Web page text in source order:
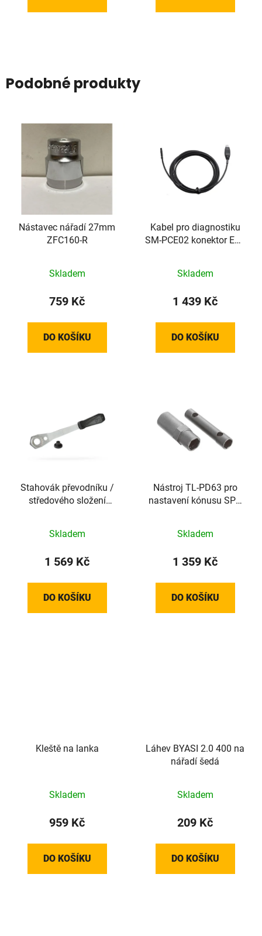
Podobné produkty
Nástavec nářadí 27mm
ZFC160-R
Skladem
759 Kč
DO KOŠÍKU
Kabel pro diagnostiku
SM-PCE02 konektor EW-
Skladem
1 439 Kč
DO KOŠÍKU
Stahovák převodníku /
středového složení
Skladem
1 569 Kč
DO KOŠÍKU
Nástroj TL-PD63 pro
nastavení kónusu SPD
Skladem
1 359 Kč
DO KOŠÍKU
Kleště na lanka
Skladem
959 Kč
DO KOŠÍKU
Láhev BYASI 2.0 400 na
nářadí šedá
Skladem
209 Kč
DO KOŠÍKU